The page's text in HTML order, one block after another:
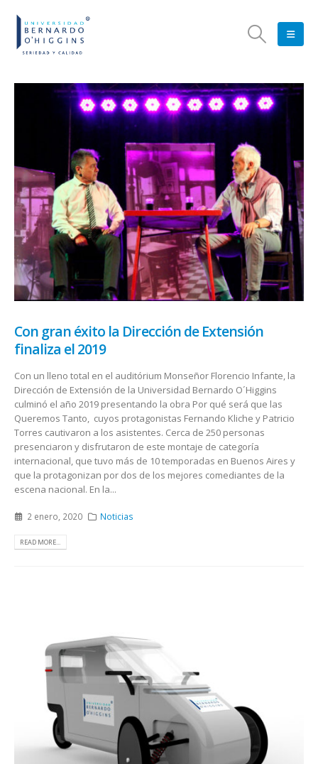
Con gran éxito la Dirección de Extensión
finaliza el 2019
Con un lleno total en el auditórium Monseñor Florencio Infante, la
Dirección de Extensión de la Universidad Bernardo O´Higgins
culminó el año 2019 presentando la obra Por qué será que las
Queremos Tanto, cuyos protagonistas Fernando Kliche y Patricio
Torres cautivaron a los asistentes. Cerca de 250 personas
presenciaron y disfrutaron de este montaje de categoría
internacional, que tuvo más de 10 temporadas en Buenos Aires y
que la protagonizan por dos de los mejores comediantes de la
escena nacional. En la...
2 enero, 2020 Noticias
READ MORE...